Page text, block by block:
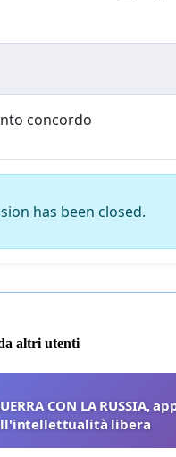
concordo
has been closed.
altri utenti
CON LA RUSSIA,
libera